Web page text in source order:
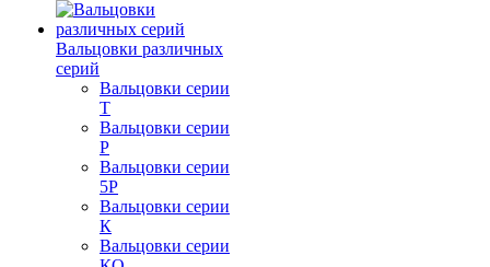
Вальцовки различных
серий
Вальцовки серии
Т
Вальцовки серии
Р
Вальцовки серии
5Р
Вальцовки серии
К
Вальцовки серии